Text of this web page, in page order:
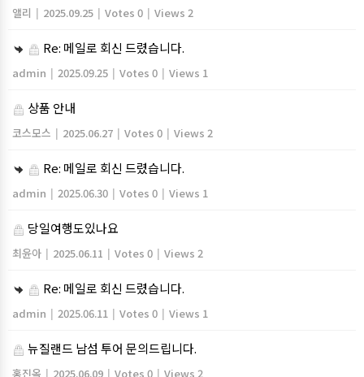
앨리 | 2025.09.25 | Votes 0 | Views 2
Re: 메일로 회신 드렸습니다.
admin | 2025.09.25 | Votes 0 | Views 1
상품 안내
코스모스 | 2025.06.27 | Votes 0 | Views 2
Re: 메일로 회신 드렸습니다.
admin | 2025.06.30 | Votes 0 | Views 1
당일여행도있나요
최윤아 | 2025.06.11 | Votes 0 | Views 2
Re: 메일로 회신 드렸습니다.
admin | 2025.06.11 | Votes 0 | Views 1
뉴질랜드 남섬 투어 문의드립니다.
홍진옥 | 2025.06.09 | Votes 0 | Views 2